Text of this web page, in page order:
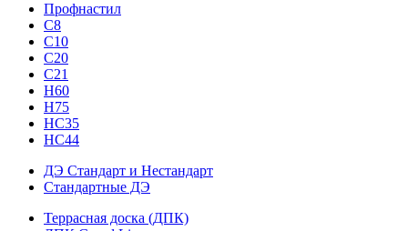
Профнастил
С8
С10
С20
С21
H60
H75
HС35
НС44
ДЭ Стандарт и Нестандарт
Стандартные ДЭ
Террасная доска (ДПК)